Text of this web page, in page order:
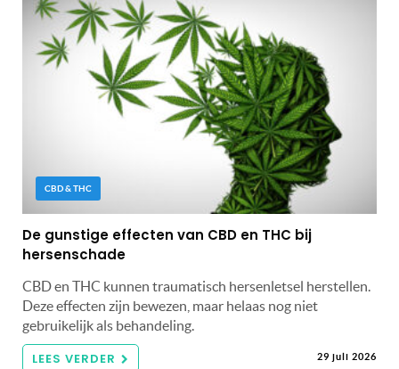
CBD & THC
De gunstige effecten van CBD en THC bij
hersenschade
CBD en THC kunnen traumatisch hersenletsel herstellen.
Deze effecten zijn bewezen, maar helaas nog niet
gebruikelijk als behandeling.
LEES VERDER 29 juli 2026